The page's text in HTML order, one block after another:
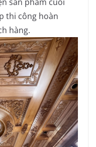
thi công hoàn
hàng.